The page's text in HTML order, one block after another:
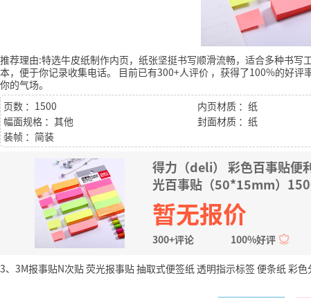
推荐理由:特选牛皮纸制作内页，纸张坚挺书写顺滑流畅，适合多种书
本，便于你记录收集电话。
目前已有300+人评价 ，获得了100%的好评
你的气场。
页数 ：1500
内页材质 ：纸
幅面规格 ：其他
封面材质 ：纸
装帧 ：简装
得力（deli） 彩色百事贴便
光百事贴（50*15mm）
暂无报价
300+评论 100%好评
3、3M报事贴N次贴 荧光报事贴 抽取式便签纸 透明指示标签 便条纸 彩